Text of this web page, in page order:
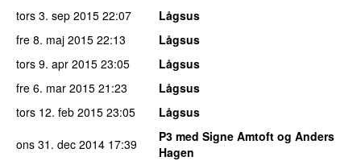
tors 3. sep 2015 22:07
Lågsus
fre 8. maj 2015 22:13
Lågsus
tors 9. apr 2015 23:05
Lågsus
fre 6. mar 2015 21:23
Lågsus
tors 12. feb 2015 23:05
Lågsus
ons 31. dec 2014 17:39
P3 med Signe Amtoft og Anders
Hagen